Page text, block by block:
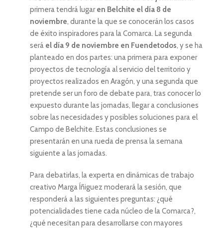
primera tendrá lugaren Belchite el día 8 de
noviembre, durante la que se conocerán los casos
de éxito inspiradores para la Comarca. La segunda
será el día 9 de noviembre en Fuendetodos, y se ha
planteado en dos partes: una primera para exponer
proyectos de tecnología al servicio del territorio y
proyectos realizados en Aragón, y una segunda que
pretende ser un foro de debate para, tras conocer lo
expuesto durante las jornadas, llegar a conclusiones
sobre las necesidades y posibles soluciones para el
Campo de Belchite. Estas conclusiones se
presentarán en una rueda de prensa la semana
siguiente a las jornadas.
Para debatirlas, la experta en dinámicas de trabajo
creativo Marga Íñiguez moderará la sesión, que
responderá a las siguientes preguntas: ¿qué
potencialidades tiene cada núcleo de la Comarca?,
¿qué necesitan para desarrollarse con mayores